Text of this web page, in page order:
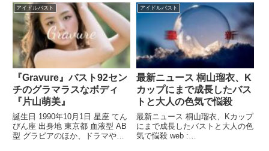
連ツイート
アイドルバスト
『Gravure』バスト92セン
チのグラマラスなボディ
『片山萌美』
誕生日 1990年10月1日 星座 てん
びん座 出身地 東京都 血液型 AB
型 グラビアのほか、ドラマや舞
アイドルバスト
最新ニュース 桐山瑠衣、K
カップにまで成長したバス
トと大人の色気で悩殺
最新ニュース 桐山瑠衣、Kカップ
にまで成長したバストと大人の色
気で悩殺 web :